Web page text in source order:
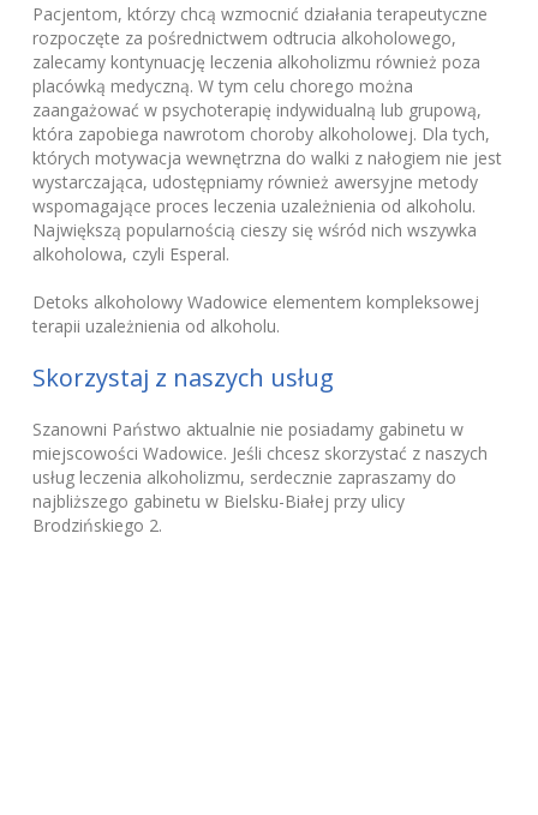
Pacjentom, którzy chcą wzmocnić działania terapeutyczne
rozpoczęte za pośrednictwem odtrucia alkoholowego,
zalecamy kontynuację leczenia alkoholizmu również poza
placówką medyczną. W tym celu chorego można
zaangażować w psychoterapię indywidualną lub grupową,
która zapobiega nawrotom choroby alkoholowej. Dla tych,
których motywacja wewnętrzna do walki z nałogiem nie jest
wystarczająca, udostępniamy również awersyjne metody
wspomagające proces leczenia uzależnienia od alkoholu.
Największą popularnością cieszy się wśród nich wszywka
alkoholowa, czyli Esperal.
Detoks alkoholowy Wadowice elementem kompleksowej
terapii uzależnienia od alkoholu.
Skorzystaj z naszych usług
Szanowni Państwo aktualnie nie posiadamy gabinetu w
miejscowości Wadowice. Jeśli chcesz skorzystać z naszych
usług leczenia alkoholizmu, serdecznie zapraszamy do
najbliższego gabinetu w Bielsku-Białej przy ulicy
Brodzińskiego 2.